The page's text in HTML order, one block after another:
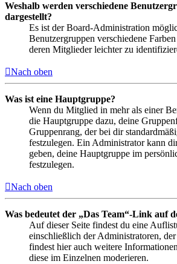
Weshalb werden verschiedene
dargestellt?
Es ist der Board-Administration
Benutzergruppen verschiedene
deren Mitglieder leichter zu
Nach oben
Was ist eine Hauptgruppe?
Wenn du Mitglied in mehr als einer
die Hauptgruppe dazu, deine
Gruppenrang, der bei dir
festzulegen. Ein Administrator kann
geben, deine Hauptgruppe im
festzulegen.
Nach oben
Was bedeutet der „Das Team“-Link auf
Auf dieser Seite findest du eine
einschließlich der Administratoren,
findest hier auch weitere
diese im Einzelnen moderieren.